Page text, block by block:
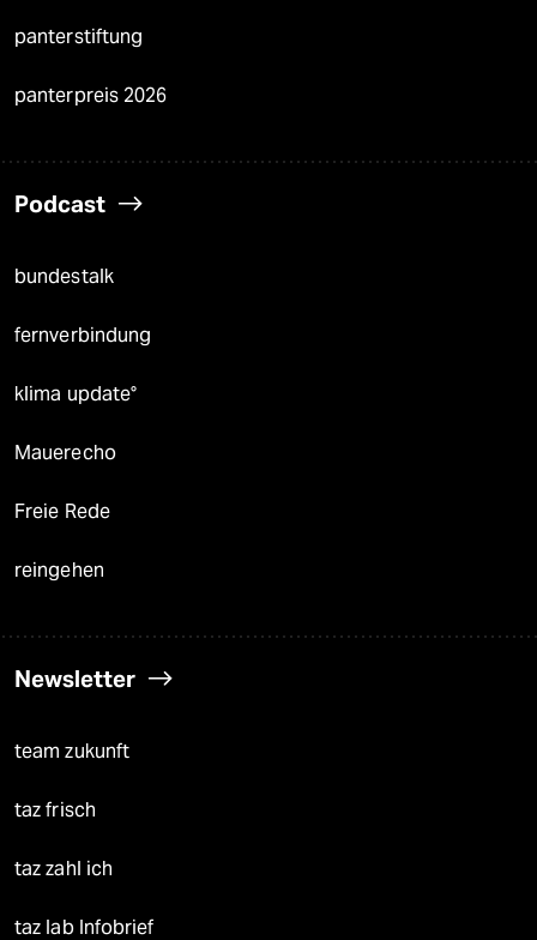
panterstiftung
panterpreis 2026
Podcast
bundestalk
fernverbindung
klima update°
Mauerecho
Freie Rede
reingehen
Newsletter
team zukunft
taz frisch
taz zahl ich
taz lab Infobrief